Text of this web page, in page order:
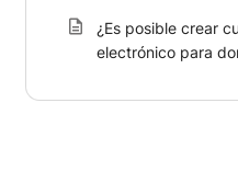
¿Es posible crear
electrónico para